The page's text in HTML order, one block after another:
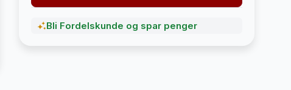
Bli Fordelskunde og spar penger